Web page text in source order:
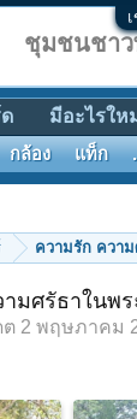
ความรัก ควา
มศรัธาในพ
ต 2 พฤษภาคม
ชุมชนชา
มีอะไรให
กล้อง แท็ก